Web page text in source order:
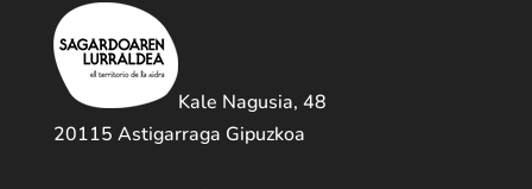
Kale Nagusia, 48
20115 Astigarraga Gipuzkoa